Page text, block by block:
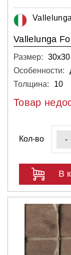
Vallelunga
Размер:
30х30
Особенности:
Толщина:
10
Товар
Кол-во -
В